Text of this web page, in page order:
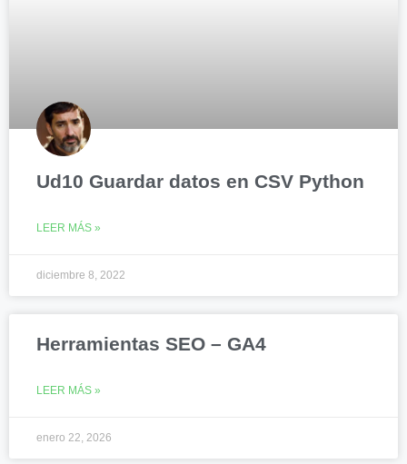
Ud10 Guardar datos en CSV Python
LEER MÁS »
diciembre 8, 2022
Herramientas SEO – GA4
LEER MÁS »
enero 22, 2026